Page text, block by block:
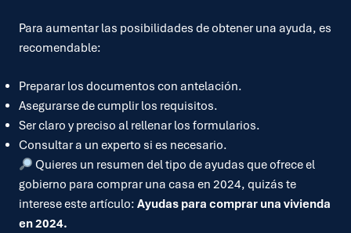
Para aumentar las posibilidades de obtener una ayuda, es
recomendable:
Preparar los documentos con antelación.
Asegurarse de cumplir los requisitos.
Ser claro y preciso al rellenar los formularios.
Consultar a un experto si es necesario.
Quieres un resumen del tipo de ayudas que ofrece el
gobierno para comprar una casa en 2024, quizás te
interese este artículo: Ayudas para comprar una vivienda
en 2024.